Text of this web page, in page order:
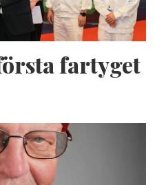
fartyget